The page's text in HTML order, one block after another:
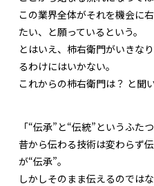
この業界全体がそれを機会に
たい、と願っているという。
とはいえ、柿右衛門がいきな
るわけにはいかない。
これからの柿右衛門は？ と聞
「“伝承”と“伝統”というふた
昔から伝わる技術は変わらず
が“伝承”。
しかしそのまま伝えるのではな